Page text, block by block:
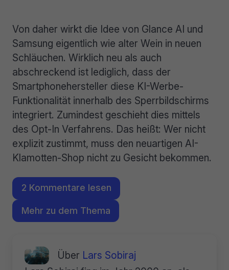
Von daher wirkt die Idee von Glance AI und
Samsung eigentlich wie alter Wein in neuen
Schläuchen. Wirklich neu als auch
abschreckend ist lediglich, dass der
Smartphonehersteller diese KI-Werbe-
Funktionalität innerhalb des Sperrbildschirms
integriert. Zumindest geschieht dies mittels
des Opt-In Verfahrens. Das heißt: Wer nicht
explizit zustimmt, muss den neuartigen AI-
Klamotten-Shop nicht zu Gesicht bekommen.
2 Kommentare lesen
Mehr zu dem Thema
Über Lars Sobiraj